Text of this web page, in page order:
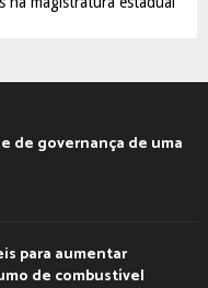
de governança de uma
para aumentar
de combustível